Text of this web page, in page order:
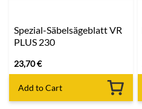
Spezial-Säbelsägeblatt VR
PLUS 230
23,70€
Add to Cart